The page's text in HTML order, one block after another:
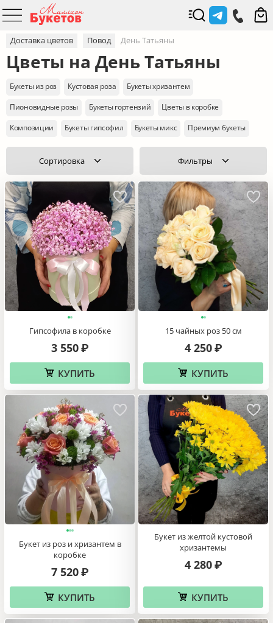
Доставка цветов Повод День Татьяны
Цветы на День Татьяны
Букеты из роз Кустовая роза
Букеты хризантем
Пионовидные розы
Букеты гортензий
Цветы в коробке
Композиции
Букеты гипсофил Букеты микс Премиум букеты
Сортировка Фильтры
Гипсофила в коробке
3 550 ₽
КУПИТЬ
15 чайных роз 50 см
4 250 ₽
КУПИТЬ
Букет из роз и хризантем в
коробке
7 520 ₽
КУПИТЬ
Букет из желтой кустовой
хризантемы
4 280 ₽
КУПИТЬ